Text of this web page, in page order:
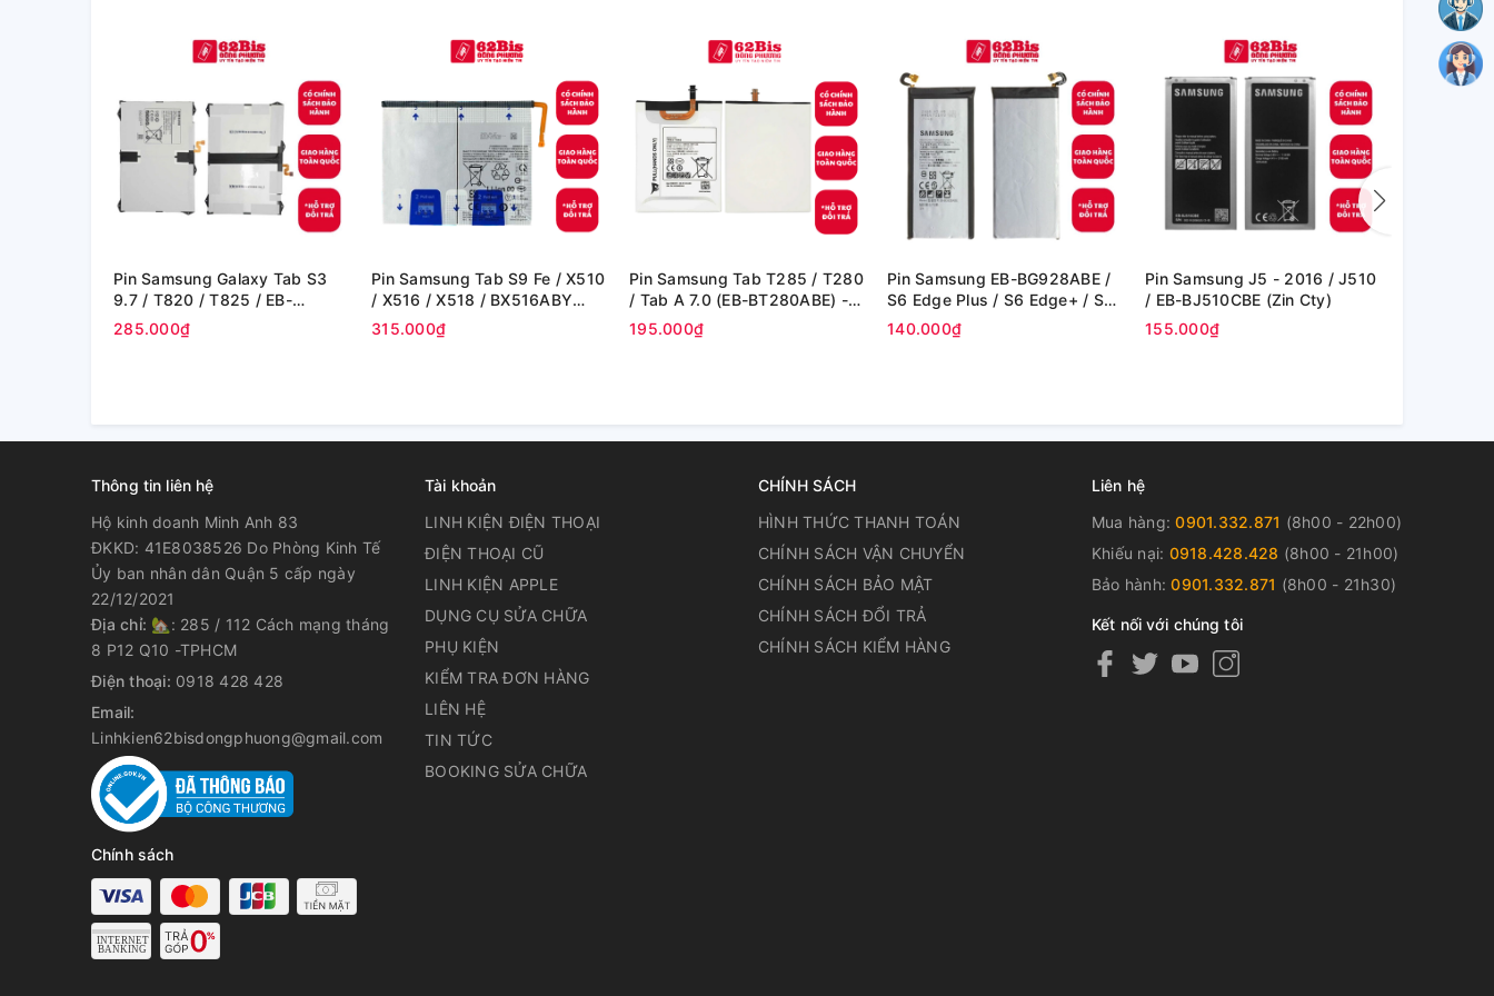
Pin Samsung Galaxy Tab S3
9.7 / T820 / T825 / EB-
BT825ABE - 6000 mAh (Zin
hãng)
285.000₫
Pin Samsung Tab S9 Fe / X510
/ X516 / X518 / BX516ABY
8000mAh 30.88Wh (Zin cty)
315.000₫
Pin Samsung Tab T285 / T280
/ Tab A 7.0 (EB-BT280ABE) -
(Zin Cty)
195.000₫
Pin Samsung EB-BG928ABE /
S6 Edge Plus / S6 Edge+ / S6
Edge plus (Zin Cty)
140.000₫
Pin Samsung J5 - 2016 / J510
/ EB-BJ510CBE (Zin Cty)
155.000₫
Thông tin liên hệ
Hộ kinh doanh Minh Anh 83
ĐKKD: 41E8038526 Do Phòng Kinh Tế
Ủy ban nhân dân Quận 5 cấp ngày
22/12/2021
Địa chỉ: 🏡: 285 / 112 Cách mạng tháng
8 P12 Q10 -TPHCM
Điện thoại: 0918 428 428
Email:
Linhkien62bisdongphuong@gmail.com
Chính sách
Tài khoản
LINH KIỆN ĐIỆN THOẠI
ĐIỆN THOẠI CŨ
LINH KIỆN APPLE
DỤNG CỤ SỬA CHỮA
PHỤ KIỆN
KIỂM TRA ĐƠN HÀNG
LIÊN HỆ
TIN TỨC
BOOKING SỬA CHỮA
CHÍNH SÁCH
HÌNH THỨC THANH TOÁN
CHÍNH SÁCH VẬN CHUYỂN
CHÍNH SÁCH BẢO MẬT
CHÍNH SÁCH ĐỔI TRẢ
CHÍNH SÁCH KIỂM HÀNG
Liên hệ
Mua hàng:0901.332.871 (8h00 - 22h00)
Khiếu nại: 0918.428.428 (8h00 - 21h00)
Bảo hành:0901.332.871 (8h00 - 21h30)
Kết nối với chúng tôi